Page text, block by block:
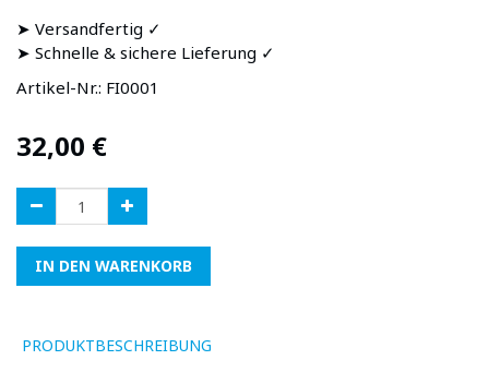
➤ Versandfertig ✓
➤ Schnelle & sichere Lieferung ✓
Artikel-Nr.: FI0001
32,00 €
IN DEN WARENKORB
PRODUKTBESCHREIBUNG